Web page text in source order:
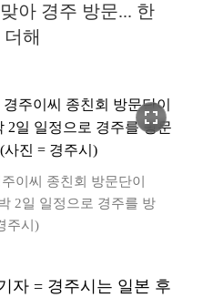
아 경주 방문... 한
해
fullscreen
이씨 종친회 방문단이
2일 일정으로 경주를 방
주시)
자 = 경주시는 일본 후